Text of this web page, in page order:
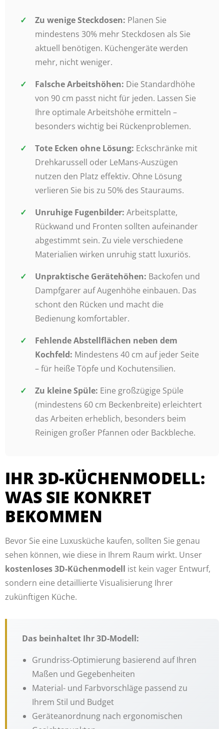
Zu wenige Steckdosen: Planen Sie
mindestens 30% mehr Steckdosen als Sie
aktuell benötigen. Küchengeräte werden
mehr, nicht weniger.
Falsche Arbeitshöhen: Die Standardhöhe
von 90 cm passt nicht für jeden. Lassen Sie
Ihre optimale Arbeitshöhe ermitteln –
besonders wichtig bei Rückenproblemen.
Tote Ecken ohne Lösung: Eckschränke mit
Drehkarussell oder LeMans-Auszügen
nutzen den Platz effektiv. Ohne Lösung
verlieren Sie bis zu 50% des Stauraums.
Unruhige Fugenbilder: Arbeitsplatte,
Rückwand und Fronten sollten aufeinander
abgestimmt sein. Zu viele verschiedene
Materialien wirken unruhig statt luxuriös.
Unpraktische Gerätehöhen: Backofen und
Dampfgarer auf Augenhöhe einbauen. Das
schont den Rücken und macht die
Bedienung komfortabler.
Fehlende Abstellflächen neben dem
Kochfeld: Mindestens 40 cm auf jeder Seite
– für heiße Töpfe und Kochutensilien.
Zu kleine Spüle: Eine großzügige Spüle
(mindestens 60 cm Beckenbreite) erleichtert
das Arbeiten erheblich, besonders beim
Reinigen großer Pfannen oder Backbleche.
IHR 3D-KÜCHENMODELL:
WAS SIE KONKRET
BEKOMMEN
Bevor Sie eine Luxusküche kaufen, sollten Sie genau
sehen können, wie diese in Ihrem Raum wirkt. Unser
kostenloses 3D-Küchenmodell ist kein vager Entwurf,
sondern eine detaillierte Visualisierung Ihrer
zukünftigen Küche.
Das beinhaltet Ihr 3D-Modell:
Grundriss-Optimierung basierend auf Ihren
Maßen und Gegebenheiten
Material- und Farbvorschläge passend zu
Ihrem Stil und Budget
Geräteanordnung nach ergonomischen